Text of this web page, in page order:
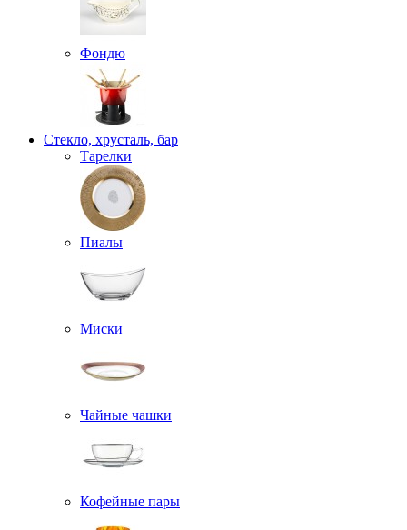
Фондю
Стекло, хрусталь, бар
Тарелки
Пиалы
Миски
Чайные чашки
Кофейные пары